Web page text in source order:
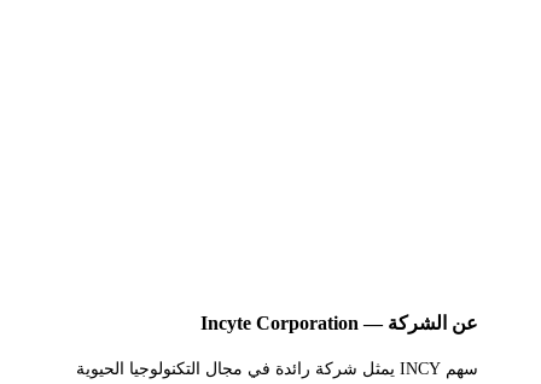
عن الشركة — Incyte Corporation
سهم INCY يمثل شركة رائدة في مجال التكنولوجيا الحيوية